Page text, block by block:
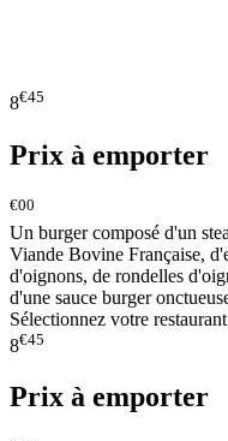
8€45
Prix à emporter
€00
Un burger composé d'un
Viande Bovine Française,
d'oignons, de rondelles
d'une sauce burger
Sélectionnez votre
8€45
Prix à emporter